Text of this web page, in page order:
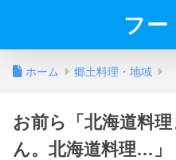
フー
ホーム 郷土料理・地域
お前ら「北海道料
ん。北海道料理…」